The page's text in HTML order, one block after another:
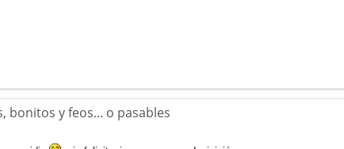
bonitos y feos... o pasables